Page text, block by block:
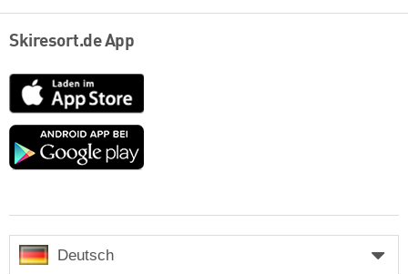
Skiresort.de App
App
Store
Google
Deutsch